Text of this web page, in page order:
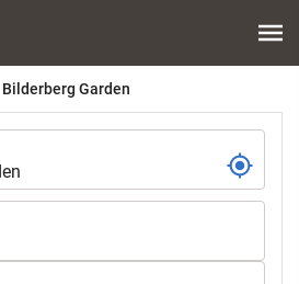
Bilderberg Garden